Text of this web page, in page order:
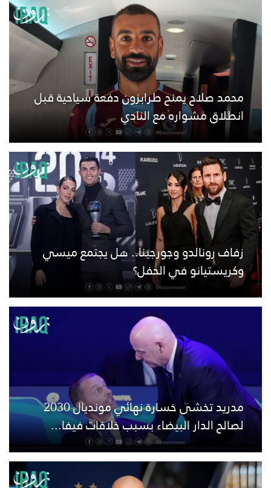
محمد صلاح يمنح طرابزون دفعة سياحية قبل
انطلاق مشواره مع النادي
زفاف رونالدو وجورجينا.. هل يجتمع ميسي
وكريستيانو في الحفل؟
مدريد تخشى خسارة نهائي مونديال 2030
لصالح الدار البيضاء بسبب خلافات فيفا...